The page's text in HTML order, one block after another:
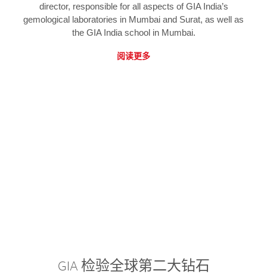
director, responsible for all aspects of GIA India’s
gemological laboratories in Mumbai and Surat, as well as
the GIA India school in Mumbai.
阅读更多
GIA 检验全球第二大钻石